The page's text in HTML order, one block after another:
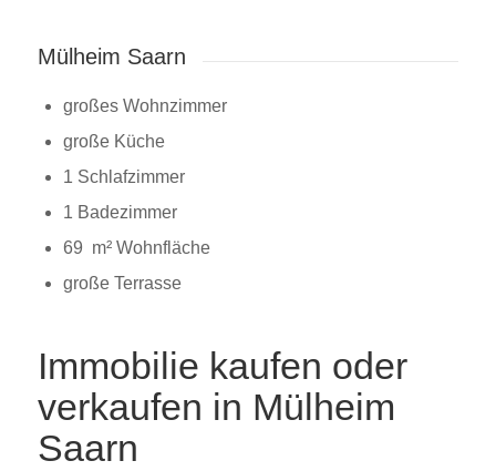
Mülheim Saarn
großes Wohnzimmer
große Küche
1 Schlafzimmer
1 Badezimmer
69 m² Wohnfläche
große Terrasse
Immobilie kaufen oder
verkaufen in Mülheim
Saarn